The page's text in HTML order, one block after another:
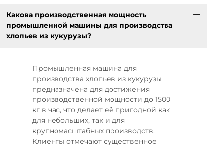
Какова производственная мощность
промышленной машины для производства
хлопьев из кукурузы?
Промышленная машина для
производства хлопьев из кукурузы
предназначена для достижения
производственной мощности до 1500
кг в час, что делает её пригодной как
для небольших, так и для
крупномасштабных производств.
Клиенты отмечают существенное